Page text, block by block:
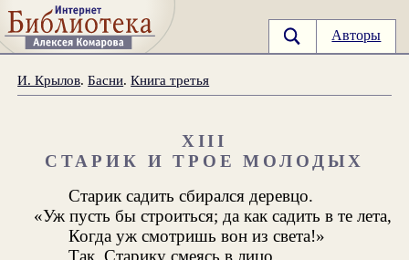
Авторы
И. Крылов.Басни.Книга третья
XIII
СТАРИК И ТРОЕ МОЛОДЫХ
Старик садить сбирался деревцо.
«Уж пусть бы строиться; да как садить в те лета,
Когда уж смотришь вон из света!»
Так, Старику смеясь в лицо,